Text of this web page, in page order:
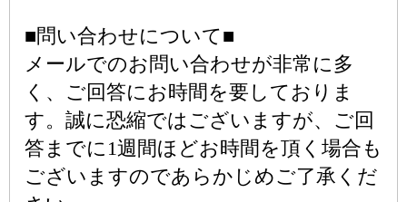
■問い合わせについて■
メールでのお問い合わせが非常に多
く、ご回答にお時間を要しておりま
す。誠に恐縮ではございますが、ご回
答までに1週間ほどお時間を頂く場合も
ございますのであらかじめご了承くだ